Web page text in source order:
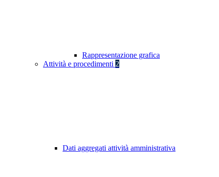
Rappresentazione grafica
Attività e procedimenti 2
Dati aggregati attività amministrativa